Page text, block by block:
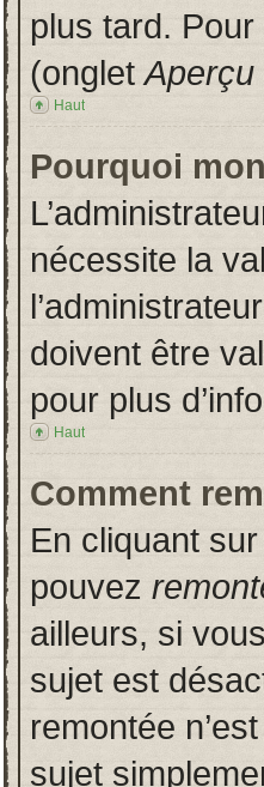
plus tard.
(ongletAperçu
Haut
Pourquoi
nécessite la
doivent être
pour plus
Haut
Comment
En cliquant
pouvez
ailleurs, si
sujet est
remontée
sujet